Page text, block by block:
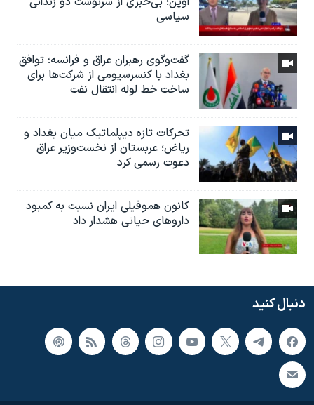
سیاسی
گفت‌وگوی رهبران عراق و فرانسه؛ توافق
بغداد با کنسرسیومی از شرکت‌ها برای
ساخت خط لوله انتقال نفت
تحرکات تازه دیپلماتیک میان بغداد و
ریاض؛ عربستان از نخست‌وزیر عراق
دعوت رسمی کرد
کانون هموفیلی ایران نسبت به کمبود
داروهای حیاتی هشدار داد
دنبال کنید